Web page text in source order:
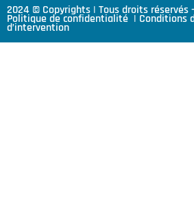
2024 © Copyrights | Tous droits réservés
Politique de confidentialité | Conditions
d’intervention